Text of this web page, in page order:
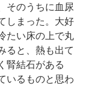
そのうちに血尿
しまった。大好
たい床の上で丸
ると、熱も出て
腎結石がある
いるものと思わ